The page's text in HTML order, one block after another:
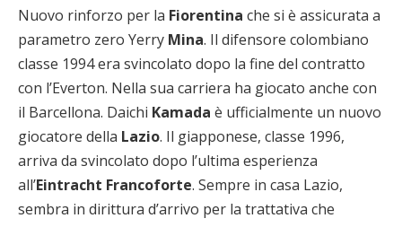
Nuovo rinforzo per la Fiorentina che si è assicurata a
parametro zero Yerry Mina. Il difensore colombiano
classe 1994 era svincolato dopo la fine del contratto
con l’Everton. Nella sua carriera ha giocato anche con
il Barcellona. Daichi Kamada è ufficialmente un nuovo
giocatore della Lazio. Il giapponese, classe 1996,
arriva da svincolato dopo l’ultima esperienza
all’Eintracht Francoforte. Sempre in casa Lazio,
sembra in dirittura d’arrivo per la trattativa che